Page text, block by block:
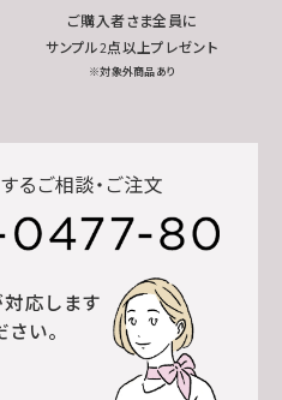
ご購入者さま全員に
サンプル2点以上プレゼント
※対象外商品あり
るご相談・ご注文
対応します
い。